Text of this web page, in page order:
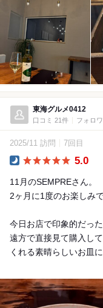
東海グルメ0412
口コミ 21件 フォロ
2025/11 訪問 7回目
5.0
11月のSEMPREさん。
2ヶ月に1度のお楽しみで
今日お店で印象的だっ
遠方で直接見て購入し
くれる素晴らしいお皿に